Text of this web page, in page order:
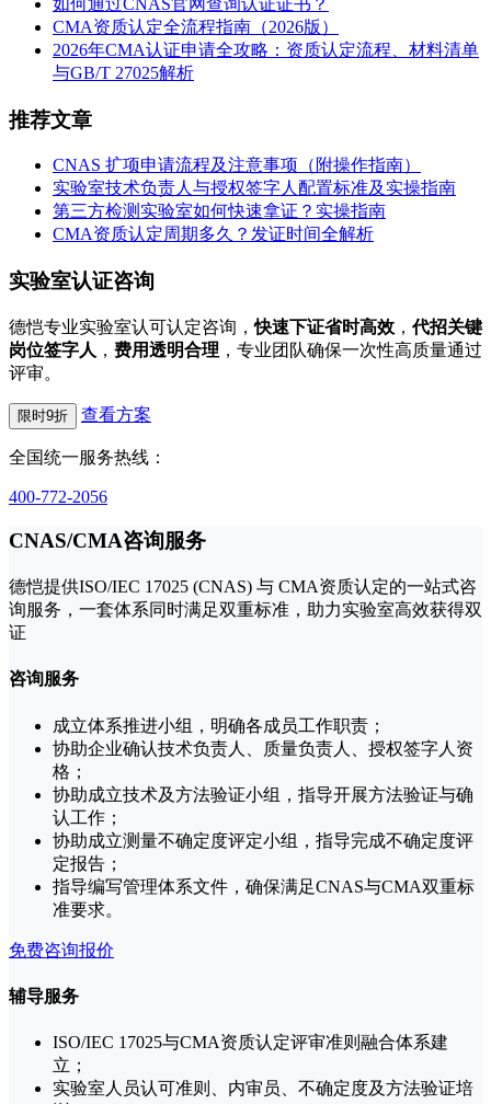
CMA资质认定全流程指南（2026版）
2026年CMA认证申请全攻略：资质认定流程、材料清单
与GB/T 27025解析
推荐文章
CNAS 扩项申请流程及注意事项（附操作指南）
实验室技术负责人与授权签字人配置标准及实操指南
第三方检测实验室如何快速拿证？实操指南
CMA资质认定周期多久？发证时间全解析
实验室认证咨询
德恺专业实验室认可认定咨询，快速下证省时高效 ，代招关键
岗位签字人 ， 费用透明合理 ，专业团队确保一次性高质量通过
评审。
限时9折 查看方案
全国统一服务热线：
400-772-2056
CNAS/CMA咨询服务
德恺提供ISO/IEC 17025 (CNAS) 与 CMA资质认定的一站式咨
询服务，一套体系同时满足双重标准，助力实验室高效获得双
证
咨询服务
成立体系推进小组，明确各成员工作职责；
协助企业确认技术负责人、质量负责人、授权签字人资
格；
协助成立技术及方法验证小组，指导开展方法验证与确
认工作；
协助成立测量不确定度评定小组，指导完成不确定度评
定报告；
指导编写管理体系文件，确保满足CNAS与CMA双重标
准要求。
免费咨询报价
辅导服务
ISO/IEC 17025与CMA资质认定评审准则融合体系建
立；
实验室人员认可准则、内审员、不确定度及方法验证培